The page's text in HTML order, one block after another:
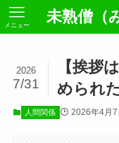
未熟僧（
メニュー
【挨拶
められ
2026
7/31
人間関係 2026年4月7